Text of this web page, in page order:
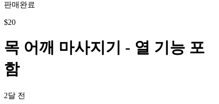
판매완료
$20
목 어깨 마사지기 - 열 기능 포
함
2달 전